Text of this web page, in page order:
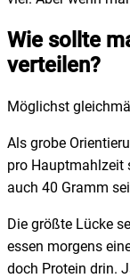
Wie sollte
verteilen?
Möglichst
Als grobe
pro Hauptmahlzeit
auch 40 Gramm
Die größte Lücke
essen morgens
doch Protein drin.